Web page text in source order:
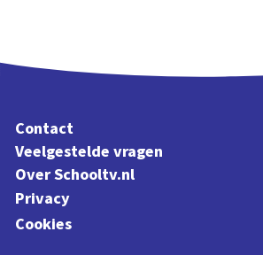
Contact
Veelgestelde vragen
Over Schooltv.nl
Privacy
Cookies